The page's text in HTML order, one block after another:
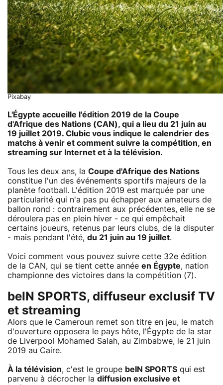
Pixabay
L'Égypte accueille l'édition 2019 de la Coupe
d'Afrique des Nations (CAN), qui a lieu du 21 juin au
19 juillet 2019. Clubic vous indique le calendrier des
matchs à venir et comment suivre la compétition, en
streaming sur Internet et à la télévision.
Tous les deux ans, la Coupe d'Afrique des Nations
constitue l'un des événements sportifs majeurs de la
planète football. L'édition 2019 est marquée par une
particularité qui n'a pas pu échapper aux amateurs de
ballon rond : contrairement aux précédentes, elle ne se
déroulera pas en plein hiver - ce qui empêchait
certains joueurs, retenus par leurs clubs, de la disputer
- mais pendant l'été, du 21 juin au 19 juillet.
Voici comment vous pouvez suivre cette 32e édition
de la CAN, qui se tient cette année en Égypte, nation
championne des victoires dans la compétition (7).
beIN SPORTS, diffuseur exclusif TV
et streaming
Alors que le Cameroun remet son titre en jeu, le match
d'ouverture opposera le pays hôte, l'Égypte de la star
de Liverpool Mohamed Salah, au Zimbabwe, le 21 juin
2019 au Caire.
À la télévision, c'est le groupe beIN SPORTS qui est
parvenu à décrocher la diffusion exclusive et